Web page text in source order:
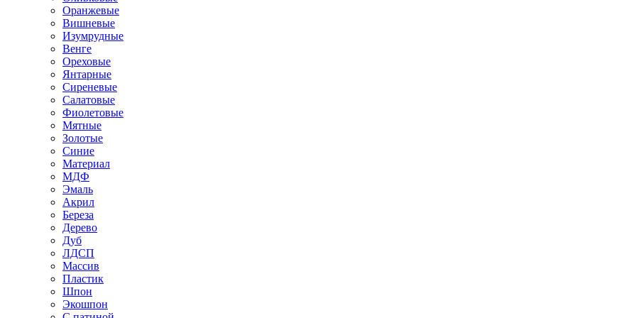
Оранжевые
Вишневые
Изумрудные
Венге
Ореховые
Янтарные
Сиреневые
Салатовые
Фиолетовые
Мятные
Золотые
Синие
Материал
МДФ
Эмаль
Акрил
Береза
Дерево
Дуб
ЛДСП
Массив
Пластик
Шпон
Экошпон